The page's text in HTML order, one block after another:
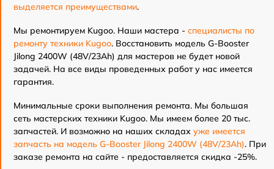
выделяется преимуществами.
Мы ремонтируем Kugoo. Наши мастера - специалисты по
ремонту техники Kugoo. Восстановить модель G-Booster
Jilong 2400W (48V/23Ah) для мастеров не будет новой
задачей. На все виды проведенных работ у нас имеется
гарантия.
Минимальные сроки выполнения ремонта. Мы большая
сеть мастерских техники Kugoo. Мы имеем более 20 тыс.
запчастей. И возможно на наших складах уже имеется
запчасть на модель G-Booster Jilong 2400W (48V/23Ah). При
заказе ремонта на сайте - предоставляется скидка -25%.